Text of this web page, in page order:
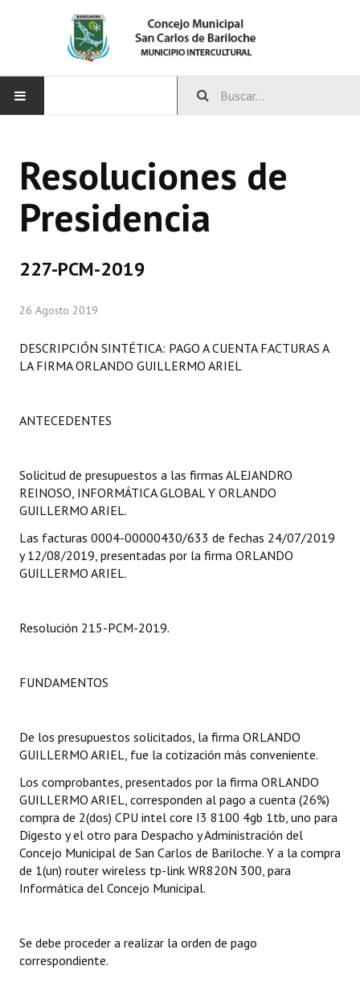
CONCEJO
Bloques Políticos
Comisiones Permanentes
Comisiones Especiales
Concejales Mandato Cumplido
LEGISLACIÓN
Constitución Provincial
Carta Orgánica 2007
Reglamento Interno
Digesto
Informes de Gestión
Dictámenes Asesoría Letrada
Actas de Sesión
Informes de Unidad Coordinadora
Ejecución Presupuestaria
Actas de Audiencias Públicas
Comunicaciones
Resoluciones de
Presidencia
227-PCM-2019
26 Agosto 2019
DESCRIPCIÓN SINTÉTICA: PAGO A CUENTA FACTURAS A
LA FIRMA ORLANDO GUILLERMO ARIEL
ANTECEDENTES
Solicitud de presupuestos a las firmas ALEJANDRO
REINOSO, INFORMÁTICA GLOBAL Y ORLANDO
GUILLERMO ARIEL.
Las facturas 0004-00000430/633 de fechas 24/07/2019
y 12/08/2019, presentadas por la firma ORLANDO
GUILLERMO ARIEL.
Resolución 215-PCM-2019.
FUNDAMENTOS
De los presupuestos solicitados, la firma ORLANDO
GUILLERMO ARIEL, fue la cotización más conveniente.
Los comprobantes, presentados por la firma ORLANDO
GUILLERMO ARIEL, corresponden al pago a cuenta (26%)
compra de 2(dos) CPU intel core I3 8100 4gb 1tb, uno para
Digesto y el otro para Despacho y Administración del
Concejo Municipal de San Carlos de Bariloche. Y a la compra
de 1(un) router wireless tp-link WR820N 300, para
Informática del Concejo Municipal.
Se debe proceder a realizar la orden de pago
correspondiente.